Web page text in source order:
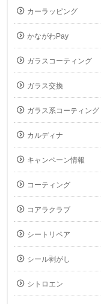
カーラッピング
かながわPay
ガラスコーティング
ガラス交換
ガラス系コーティング
カルディナ
キャンペーン情報
コーティング
コアラクラブ
シートリペア
シール剥がし
シトロエン